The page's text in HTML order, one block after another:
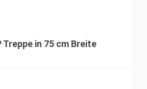
Treppe in 75 cm Breite